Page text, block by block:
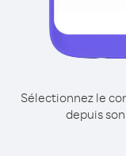
Sélectionnez le
depuis